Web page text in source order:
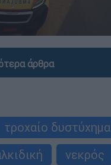
άρθρα
τροχαίο δυστύχημα
νεκρός